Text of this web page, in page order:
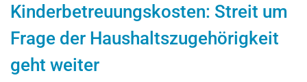
Kinderbetreuungskosten: Streit um
Frage der Haushaltszugehörigkeit
geht weiter